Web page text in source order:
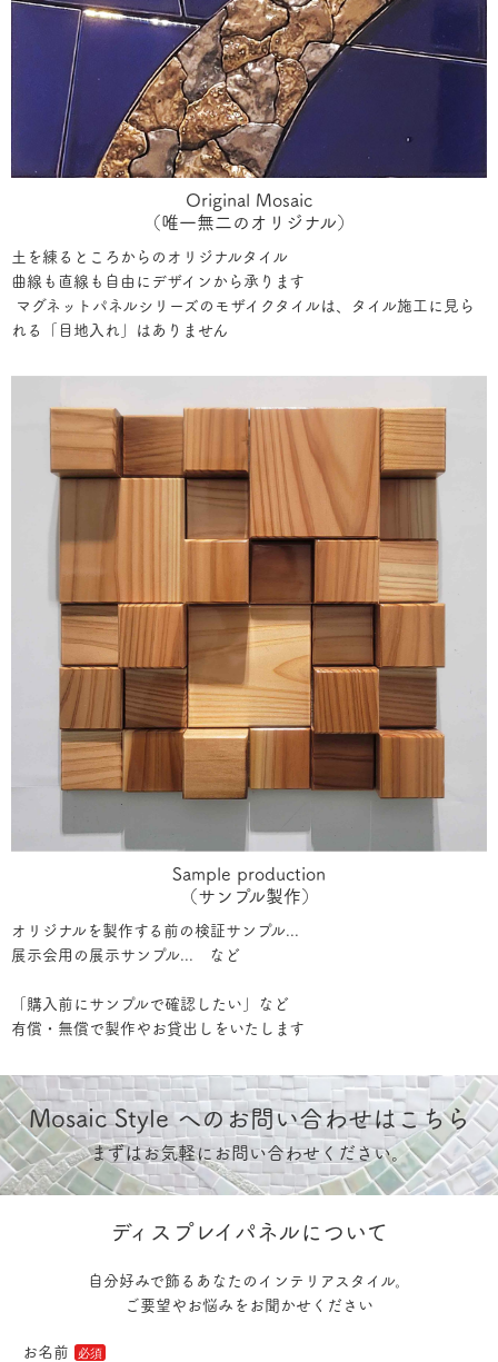
Original Mosaic
（唯一無二のオリジナル）
土を練るところからのオリジナルタイル
曲線も直線も自由にデザインから承ります
マグネットパネルシリーズのモザイクタイルは、タイル施工に見ら
れる「目地入れ」はありません
Sample production
（サンプル製作）
オリジナルを製作する前の検証サンプル...
展示会用の展示サンプル... など
「購入前にサンプルで確認したい」など
有償・無償で製作やお貸出しをいたします
Mosaic Style へのお問い合わせはこちら
まずはお気軽にお問い合わせください。
ディスプレイパネルについて
自分好みで飾るあなたのインテリアスタイル。
ご要望やお悩みをお聞かせください
お名前